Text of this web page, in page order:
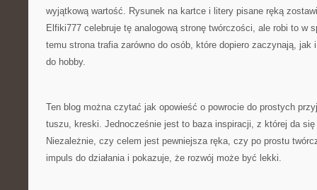
wyjątkową wartość. Rysunek na kartce i litery pisane ręką
Elfiki777 celebruje tę analogową stronę twórczości, ale robi to w
temu strona trafia zarówno do osób, które dopiero zaczynają,
do hobby.
Ten blog można czytać jak opowieść o powrocie do prostych
tuszu, kreski. Jednocześnie jest to baza inspiracji, z której da
Niezależnie, czy celem jest pewniejsza ręka, czy po prostu
impuls do działania i pokazuje, że rozwój może być lekki.